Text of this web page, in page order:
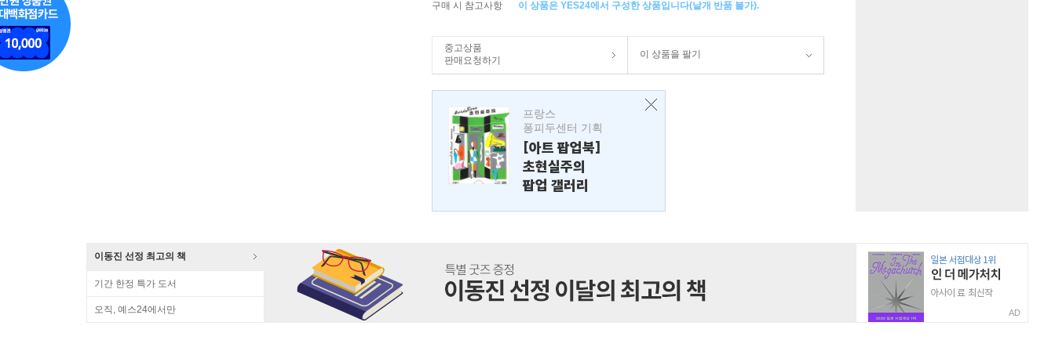
구매 시 참고사항 이 상품은 YES24에서 구성한 상품입니다(낱개 반품 불가).
중고상품
판매요청하기
이 상품을 팔기
프랑스
퐁피두센터 기획
[아트 팝업북]
초현실주의
팝업 갤러리
이동진 선정 최고의 책
기간 한정 특가 도서
오직, 예스24에서만 AD